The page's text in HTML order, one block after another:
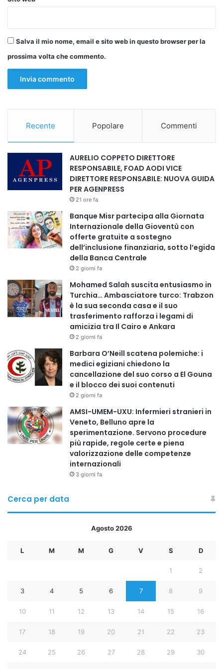
come capisaldi la certificazione delle competenze, la
Secondo la visione espressa nel protocollo, l’integrazione
non si esaurisce con l’assunzione, ma richiede un
processo costante di accompagnamento per far
comprendere ai professionisti le dinamiche organizzative,
sistema sanitario italiano, come la centralità del paziente e
la collaborazione interdisciplinare.
FNOPI -AMSI -UNITI PER UNIRE E UMEM
Salva il mio nome, email e sito web in questo browser per la
prossima volta che commento.
Recente Popolare Commenti
AURELIO COPPETO DIRETTORE
RESPONSABILE, FOAD AODI VICE
DIRETTORE RESPONSABILE: NUOVA GUIDA
PER AGENPRESS
21 ore fa
Banque Misr partecipa alla Giornata
Internazionale della Gioventù con
offerte gratuite a sostegno
dell’inclusione finanziaria, sotto l’egida
della Banca Centrale
2 giorni fa
Mohamed Salah suscita entusiasmo in
Turchia… Ambasciatore turco: Trabzon
è la sua seconda casa e il suo
trasferimento rafforza i legami di
amicizia tra Il Cairo e Ankara
2 giorni fa
Barbara O’Neill scatena polemiche: i
medici egiziani chiedono la
cancellazione del suo corso a El Gouna
e il blocco dei suoi contenuti
2 giorni fa
AMSI-UMEM-UXU: Infermieri stranieri in
Veneto, Belluno apre la
sperimentazione. Servono procedure
più rapide, regole certe e piena
valorizzazione delle competenze
internazionali
3 giorni fa
Cerca per data
Agosto 2026
L M M G V S D
1 2
3 4 5 6 7 8 9
10 11 12 13 14 15 16
17 18 19 20 21 22 23
24 25 26 27 28 29 30